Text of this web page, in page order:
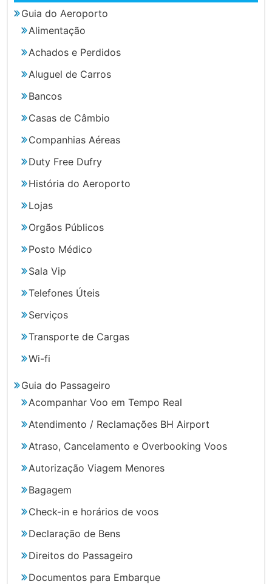
Guia do Aeroporto
Alimentação
Achados e Perdidos
Aluguel de Carros
Bancos
Casas de Câmbio
Companhias Aéreas
Duty Free Dufry
História do Aeroporto
Lojas
Orgãos Públicos
Posto Médico
Sala Vip
Telefones Úteis
Serviços
Transporte de Cargas
Wi-fi
Guia do Passageiro
Acompanhar Voo em Tempo Real
Atendimento / Reclamações BH Airport
Atraso, Cancelamento e Overbooking Voos
Autorização Viagem Menores
Bagagem
Check-in e horários de voos
Declaração de Bens
Direitos do Passageiro
Documentos para Embarque